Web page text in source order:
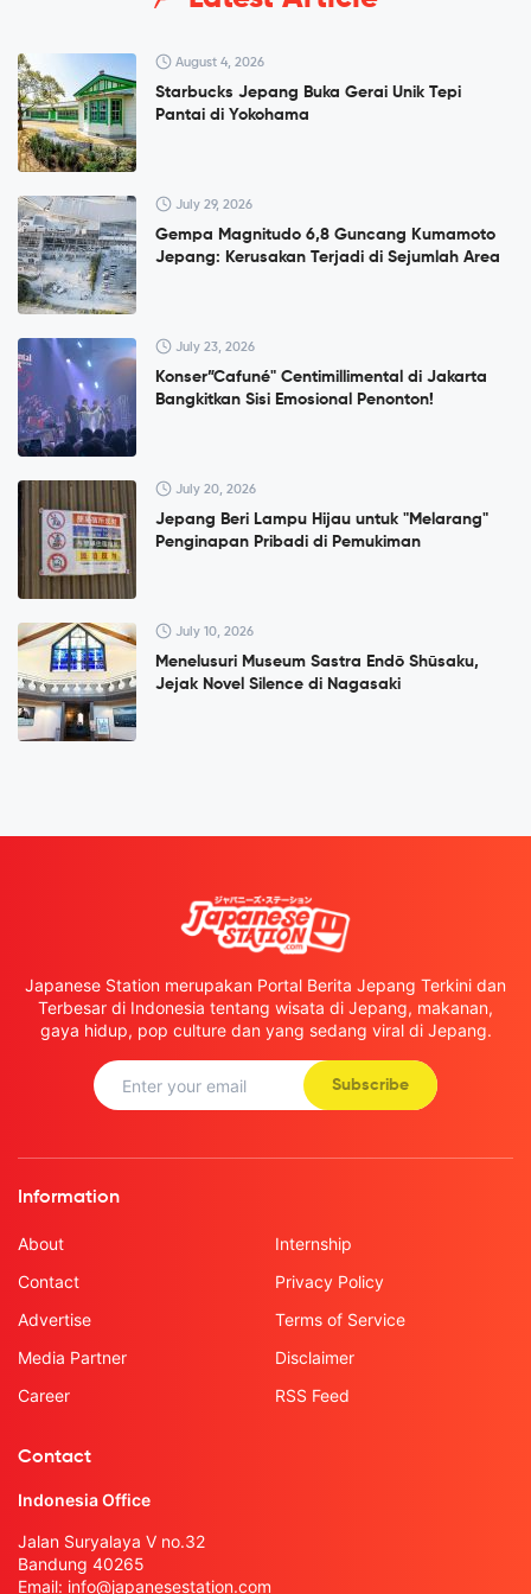
August 4, 2026
Starbucks Jepang Buka Gerai Unik Tepi
Pantai di Yokohama
July 29, 2026
Gempa Magnitudo 6,8 Guncang Kumamoto
Jepang: Kerusakan Terjadi di Sejumlah Area
July 23, 2026
Konser”Cafuné" Centimillimental di Jakarta
Bangkitkan Sisi Emosional Penonton!
July 20, 2026
Jepang Beri Lampu Hijau untuk "Melarang"
Penginapan Pribadi di Pemukiman
July 10, 2026
Menelusuri Museum Sastra Endō Shūsaku,
Jejak Novel Silence di Nagasaki
Japanese Station merupakan Portal Berita Jepang Terkini dan
Terbesar di Indonesia tentang wisata di Jepang, makanan,
gaya hidup, pop culture dan yang sedang viral di Jepang.
Subscribe
Information
About
Contact
Advertise
Media Partner
Career
Internship
Privacy Policy
Terms of Service
Disclaimer
RSS Feed
Contact
Indonesia Office
Jalan Suryalaya V no.32
Bandung 40265
Email: info@japanesestation.com